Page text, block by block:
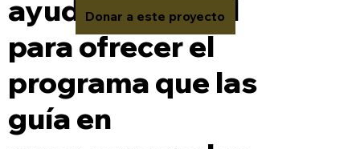
ayuda es crucial
para ofrecer el
programa que las
guía en
Donar a este proyecto